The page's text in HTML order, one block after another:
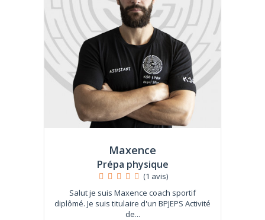
Maxence
Prépa physique
(1 avis)
Salut je suis Maxence coach sportif
diplômé. Je suis titulaire d'un BPJEPS Activité
de...